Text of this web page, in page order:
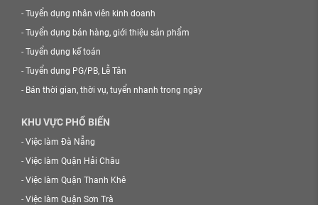
- Tuyển dụng nhân viên kinh doanh
- Tuyển dụng bán hàng, giới thiệu sản phẩm
- Tuyển dụng kế toán
- Tuyển dụng PG/PB, Lễ Tân
- Bán thời gian, thời vụ, tuyển nhanh trong ngày
KHU VỰC PHỔ BIẾN
- Việc làm Đà Nẵng
- Việc làm Quận Hải Châu
- Việc làm Quận Thanh Khê
- Việc làm Quận Sơn Trà